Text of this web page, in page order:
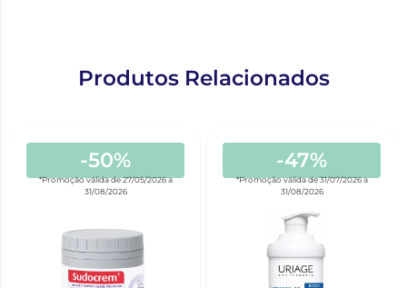
Produtos Relacionados
-50%
*Promoção válida de 27/05/2026 a
31/08/2026
-47%
*Promoção válida de 31/07/2026 a
31/08/2026